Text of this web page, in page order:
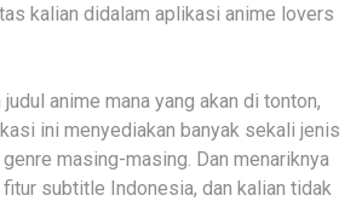
kalian didalam aplikasi anime lovers
anime mana yang akan di tonton,
ini menyediakan banyak sekali jenis
masing-masing. Dan menariknya
subtitle Indonesia, dan kalian tidak